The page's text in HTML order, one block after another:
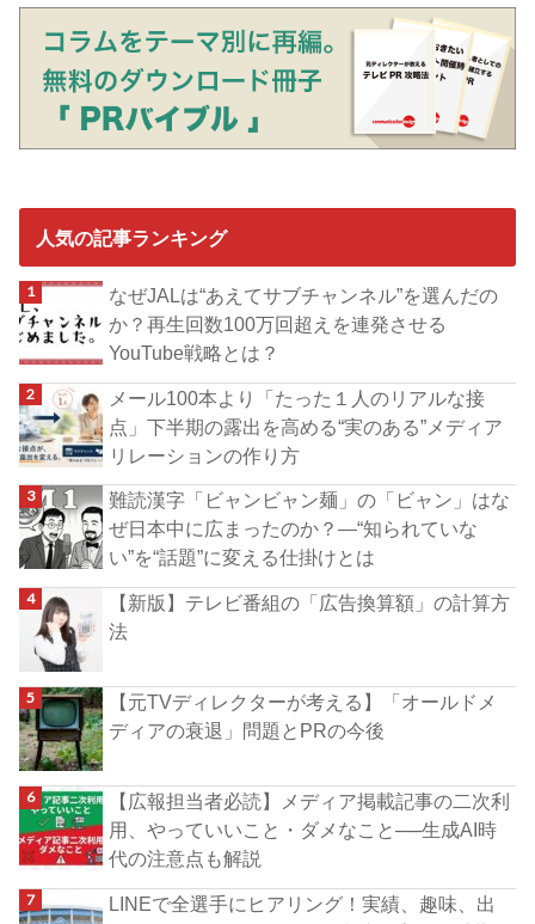
人気の記事ランキング
なぜJALは“あえてサブチャンネル”を選んだの
か？再生回数100万回超えを連発させる
YouTube戦略とは？
メール100本より「たった１人のリアルな接
点」下半期の露出を高める“実のある”メディア
リレーションの作り方
難読漢字「ビャンビャン麺」の「ビャン」はな
ぜ日本中に広まったのか？―“知られていな
い”を“話題”に変える仕掛けとは
【新版】テレビ番組の「広告換算額」の計算方
法
【元TVディレクターが考える】「オールドメ
ディアの衰退」問題とPRの今後
【広報担当者必読】メディア掲載記事の二次利
用、やっていいこと・ダメなこと──生成AI時
代の注意点も解説
LINEで全選手にヒアリング！実績、趣味、出